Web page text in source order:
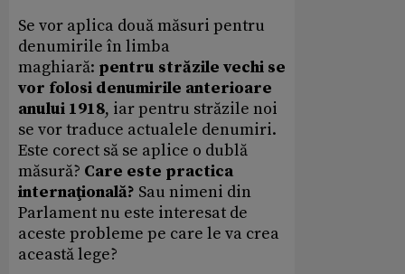
Se vor aplica două măsuri pentru
denumirile în limba
maghiară: pentru străzile vechi se
vor folosi denumirile anterioare
anului 1918, iar pentru străzile noi
se vor traduce actualele denumiri.
Este corect să se aplice o dublă
măsură? Care este practica
internaţională? Sau nimeni din
Parlament nu este interesat de
aceste probleme pe care le va crea
această lege?